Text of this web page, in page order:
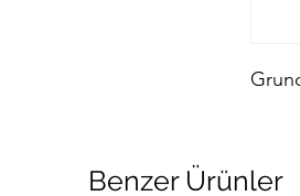
Benzer Ürünler